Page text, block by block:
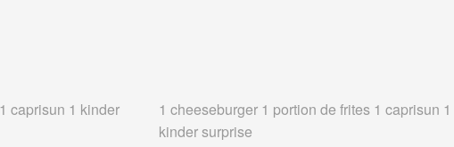
caprisun 1 kinder
1 cheeseburger 1 portion de frites 1 caprisun 1
kinder surprise